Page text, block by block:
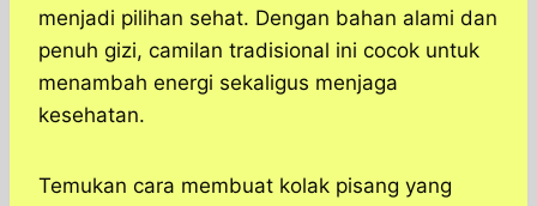
menjadi pilihan sehat. Dengan bahan alami dan
penuh gizi, camilan tradisional ini cocok untuk
menambah energi sekaligus menjaga
kesehatan.
Temukan cara membuat kolak pisang yang